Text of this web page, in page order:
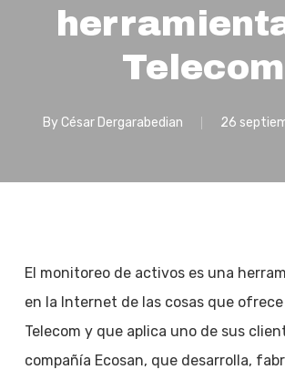
Telecom
By César Dergarabedian 26
El monitoreo de activos es una
en la Internet de las cosas que ofrece
Telecom y que aplica uno de sus
compañía Ecosan, que desarrolla,